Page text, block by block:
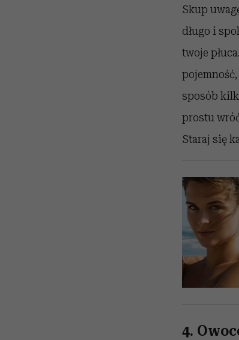
Skup
długo i
twoje
sposób
prostu
Staraj się
4.